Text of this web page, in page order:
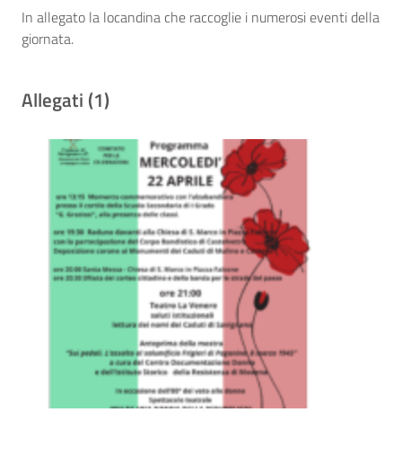
In allegato la locandina che raccoglie i numerosi eventi della
giornata.
Allegati (1)